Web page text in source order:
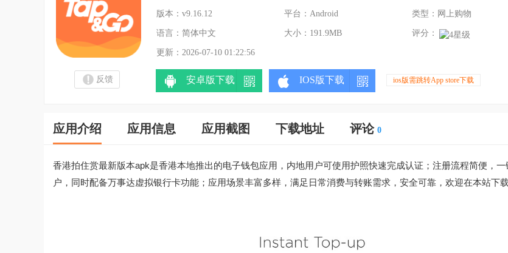
版本：v9.16.12 平台：Android 类型：网上购物
语言：简体中文 大小：191.9MB 评分：
更新：2026-07-10 01:22:56
反馈 安卓版下载 IOS版下载 ios版需跳转App store下载
应用介绍 应用信息 应用截图 下载地址 评论 0
香港拍住赏最新版本apk是香港本地推出的电子钱包应用，内地用户可使用护照快速完成认证；注册流程简便，一
户，同时配备万事达虚拟银行卡功能；应用场景丰富多样，满足日常消费与转账需求，安全可靠，欢迎在本站下载